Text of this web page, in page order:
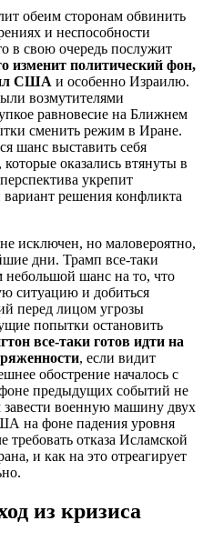
обеим сторонам обвинить
и неспособности
в свою очередь послужит
изменит политический фон,
США и особенно Израилю.
возмутителями
равновесие на Ближнем
сменить режим в Иране.
шанс выставить себя
оказались втянуты в
укрепит
вариант решения конфликта
исключен, но маловероятно,
дни. Трамп все-таки
небольшой шанс на то, что
ситуацию и добиться
перед лицом угрозы
попытки остановить
все-таки готов идти на
, если видит
обострение началось с
фоне предыдущих событий не
военную машину двух
на фоне падения уровня
требовать отказа Исламской
и как на это отреагирует
из кризиса